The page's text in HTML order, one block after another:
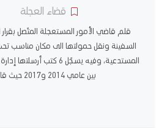
قضاء العجلة
قلم قاضي الأمور المستعجلة المتّصل بقرار
السفينة ونقل حمولتها الى مكان مناسب
المستدعية، وفيه يسجّل 6 كتب
بين عامي 2014 و2017 حيث قام